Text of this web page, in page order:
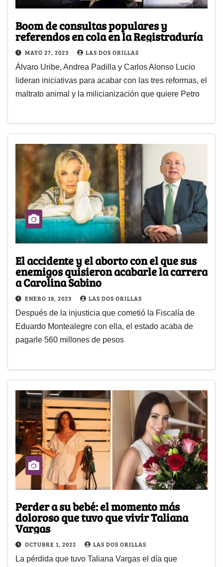
Boom de consultas populares y
referendos en cola en la Registraduría
MAYO 27, 2023 LAS DOS ORILLAS
Álvaro Uribe, Andrea Padilla y Carlos Alonso Lucio
lideran iniciativas para acabar con las tres reformas, el
maltrato animal y la milicianización que quiere Petro
El accidente y el aborto con el que sus
enemigos quisieron acabarle la carrera
a Carolina Sabino
ENERO 18, 2023 LAS DOS ORILLAS
Después de la injusticia que cometió la Fiscalía de
Eduardo Montealegre con ella, el estado acaba de
pagarle 560 millones de pesos
Perder a su bebé: el momento más
doloroso que tuvo que vivir Taliana
Vargas
OCTUBRE 1, 2022 LAS DOS ORILLAS
La pérdida que tuvo Taliana Vargas el día que